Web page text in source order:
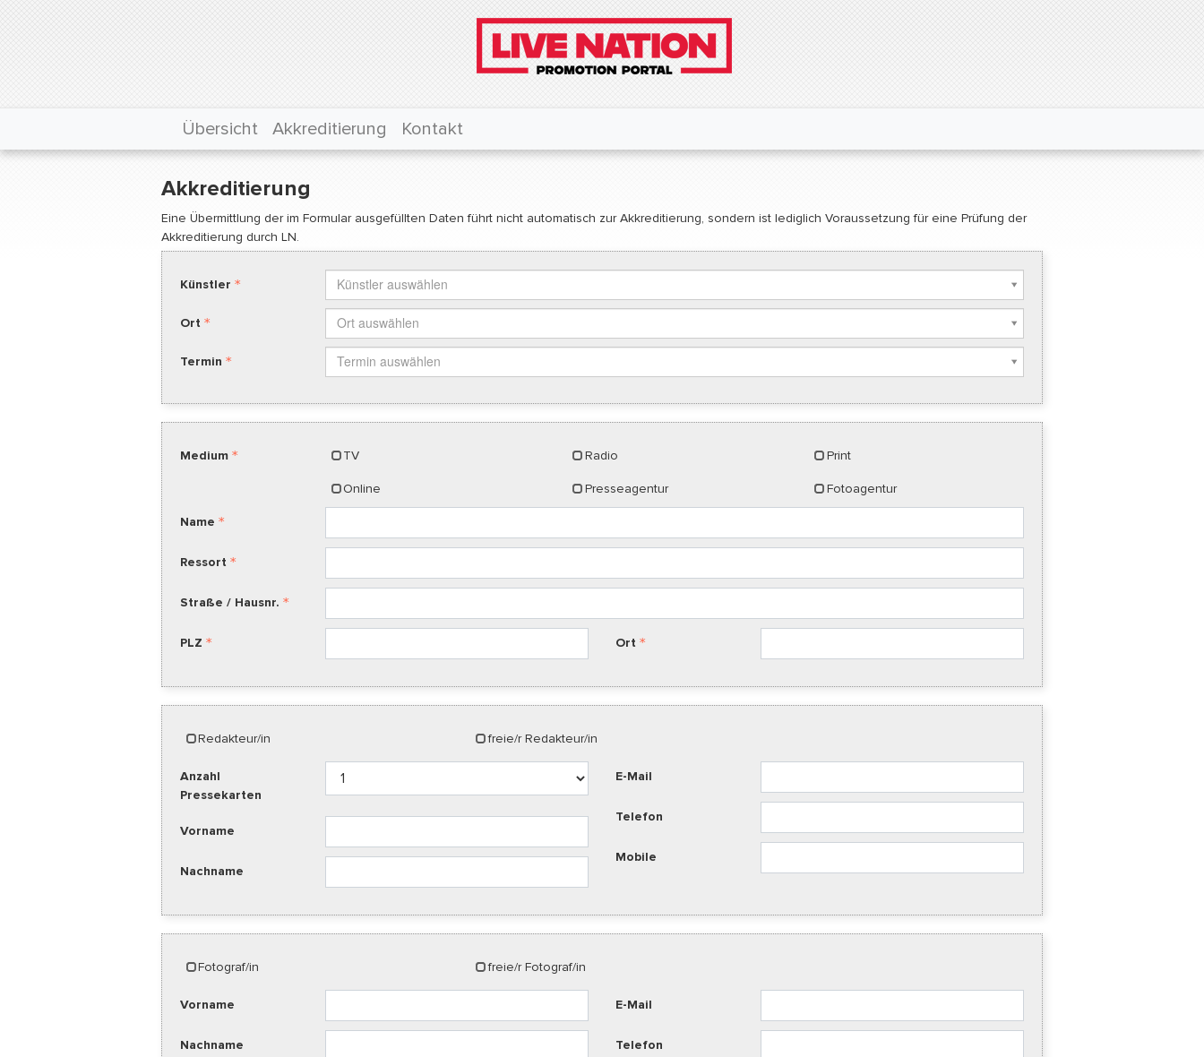
Übersicht Akkreditierung Kontakt
Akkreditierung
Eine Übermittlung der im Formular ausgefüllten Daten führt nicht automatisch zur Akkreditierung, sondern ist lediglich Voraussetzung für eine Prüfung der
Akkreditierung durch LN.
Künstler Künstler auswählen
Künstler
Ort Ort auswählen
Ort
Termin Termin auswählen
Termin
Medium TV Radio Print
Online Presseagentur Fotoagentur
Name
Ressort
Straße / Hausnr.
PLZ Ort
Redakteur/in freie/r Redakteur/in
Anzahl
Pressekarten
Vorname
Nachname
E-Mail
Telefon
Mobile
Fotograf/in freie/r Fotograf/in
Vorname
Nachname
E-Mail
Telefon